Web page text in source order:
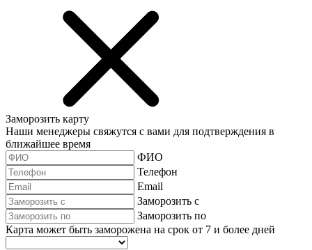
Заморозить карту
Наши менеджеры свяжутся с вами для подтверждения в
ближайшее время
ФИО
Телефон
Email
Заморозить с
Заморозить по
Карта может быть заморожена на срок от 7 и более дней